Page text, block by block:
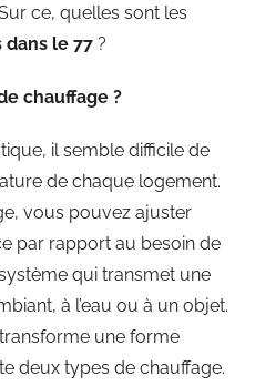
ce, quelles sont les
dans le 77 ?
chauffage ?
il semble difficile de
de chaque logement.
vous pouvez ajuster
par rapport au besoin de
qui transmet une
à l’eau ou à un objet.
une forme
deux types de chauffage.